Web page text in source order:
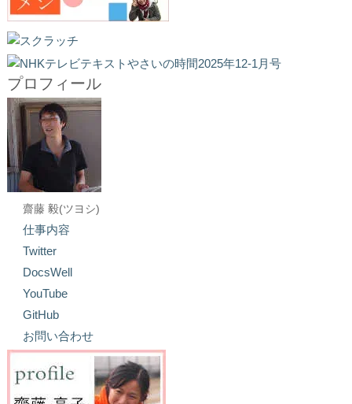
プロフィール
齋藤 毅(ツヨシ)
仕事内容
Twitter
DocsWell
YouTube
GitHub
お問い合わせ